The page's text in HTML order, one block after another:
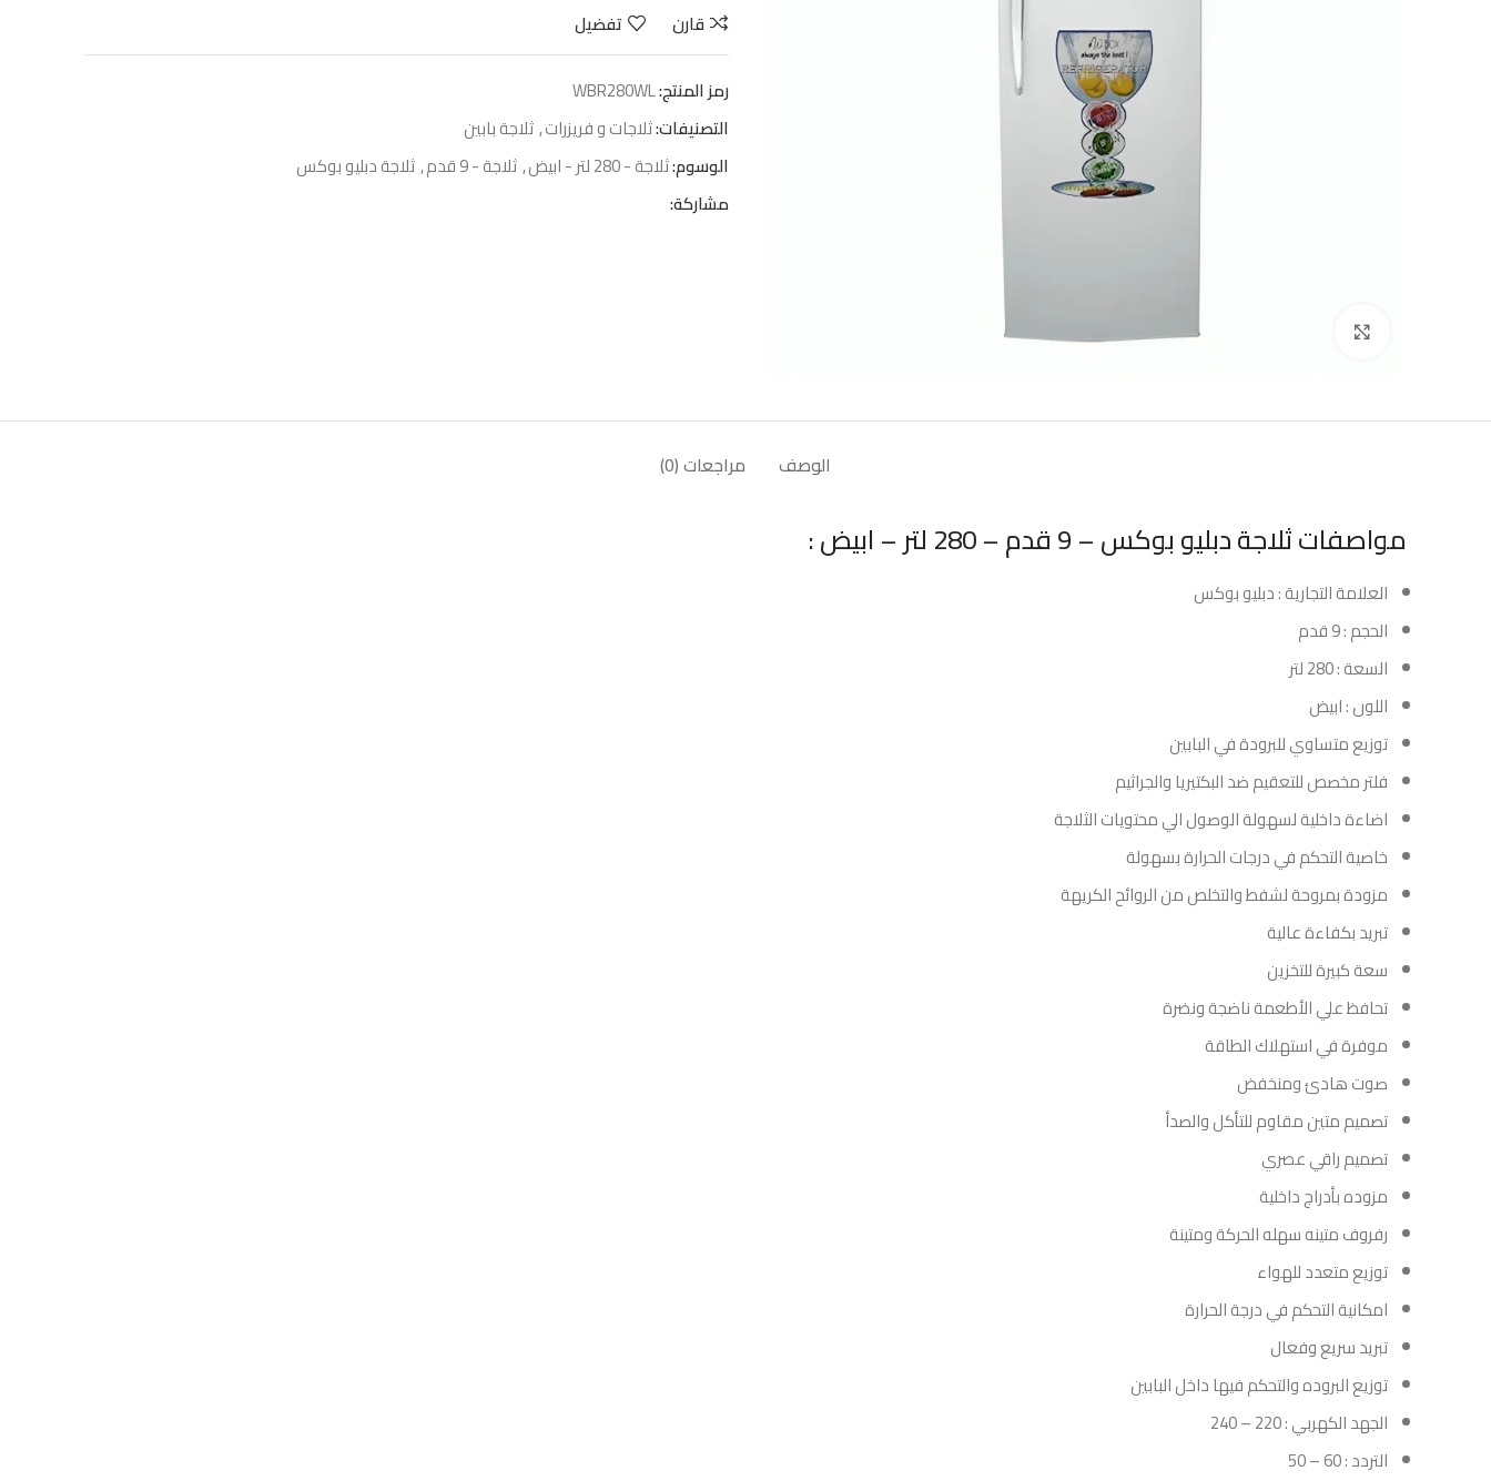
قارن تفضيل
رمز المنتج:WBR280WL
التصنيفات:ثلاجات و فريزرات,ثلاجة بابين
الوسوم:ثلاجة - 280 لتر - ابيض ,ثلاجة - 9 قدم ,ثلاجة دبليو بوكس
مشاركة:
الوصف مراجعات (0)
مواصفات ثلاجة دبليو بوكس – 9 قدم – 280 لتر – ابيض :
العلامة التجارية : دبليو بوكس
الحجم : 9 قدم
السعة : 280 لتر
اللون : ابيض
توزيع متساوي للبرودة في البابين
فلتر مخصص للتعقيم ضد البكتيريا والجراثيم
اضاءة داخلية لسهولة الوصول الي محتويات الثلاجة
خاصية التحكم في درجات الحرارة بسهولة
مزودة بمروحة لشفط والتخلص من الروائح الكريهة
تبريد بكفاءة عالية
سعة كبيرة للتخزين
تحافظ علي الأطعمة ناضجة ونضرة
موفرة في استهلاك الطاقة
صوت هادئ ومنخفض
تصميم متين مقاوم للتأكل والصدأ
تصميم راقي عصري
مزوده بأدراج داخلية
رفروف متينه سهله الحركة ومتينة
توزيع متعدد للهواء
امكانية التحكم في درجة الحرارة
تبريد سريع وفعال
توزيع البروده والتحكم فيها داخل البابين
الجهد الكهربي : 220 – 240
التردد : 60 – 50